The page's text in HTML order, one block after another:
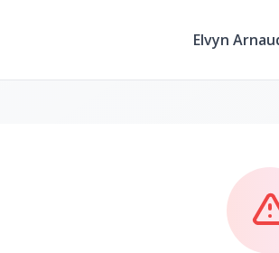
Elvyn